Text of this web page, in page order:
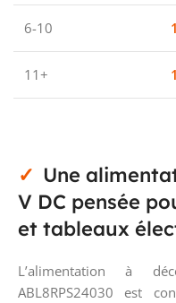
6-10
11+
Une
V DC pensée
et tableaux
L’alimentation à
ABL8RPS24030 est